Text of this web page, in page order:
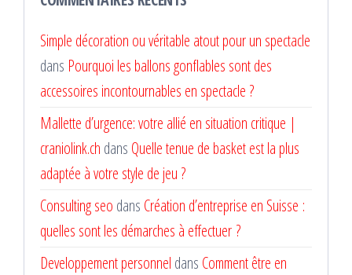
Simple décoration ou véritable atout pour un spectacle
dans Pourquoi les ballons gonflables sont des
accessoires incontournables en spectacle ?
Mallette d’urgence: votre allié en situation critique |
craniolink.ch dans Quelle tenue de basket est la plus
adaptée à votre style de jeu ?
Consulting seo dans Création d’entreprise en Suisse :
quelles sont les démarches à effectuer ?
Developpement personnel dans Comment être en